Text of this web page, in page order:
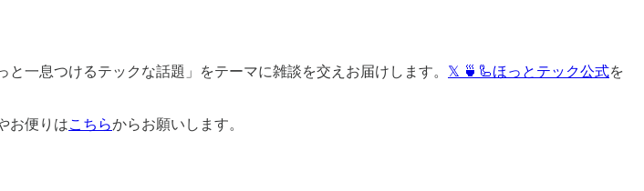
と一息つけるテックな話題」をテーマに雑談を交えお届けします。 𝕏 🍵🦾ほっとテック公式を
お便りはこちらからお願いします。